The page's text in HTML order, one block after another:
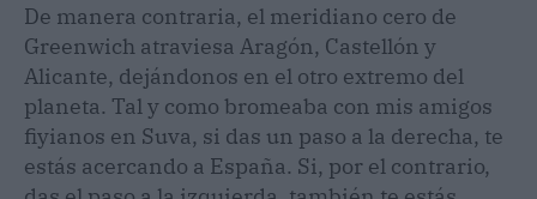
De manera contraria, el meridiano cero de
Greenwich atraviesa Aragón, Castellón y
Alicante, dejándonos en el otro extremo del
planeta. Tal y como bromeaba con mis amigos
fiyianos en Suva, si das un paso a la derecha, te
estás acercando a España. Si, por el contrario,